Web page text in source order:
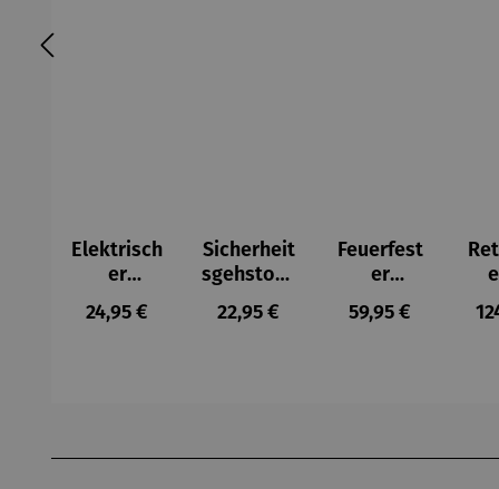
Elektrisch
er
Handwär
mer
Regulärer Preis:
24,95 €
Sicherheit
sgehstock
faltbar –
Be Safe
Regulärer Preis:
22,95 €
Feuerfest
er
Dokument
en-
Regulärer Preis:
59,95 €